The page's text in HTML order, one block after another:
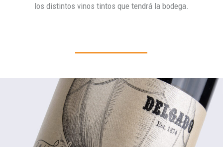
los distintos vinos tintos que tendrá la bodega.